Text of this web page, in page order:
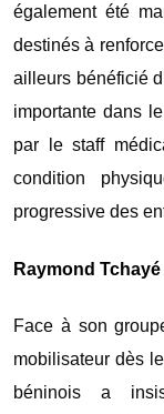
également été
destinés à
ailleurs bénéficié
importante dans
par le staff
condition
progressive des
Raymond
Face à son
mobilisateur dès
béninois a